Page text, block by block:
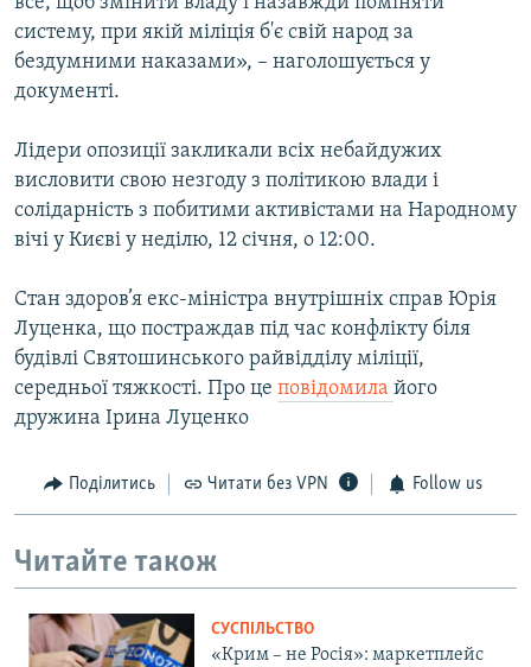
систему, при якій міліція б'є свій народ за
бездумними наказами», – наголошується у
документі.
Лідери опозиції закликали всіх небайдужих
висловити свою незгоду з політикою влади і
солідарність з побитими активістами на Народному
вічі у Києві у неділю, 12 січня, о 12:00.
Стан здоров’я екс-міністра внутрішніх справ Юрія
Луценка, що постраждав під час конфлікту біля
будівлі Святошинського райвідділу міліції,
середньої тяжкості. Про це повідомила його
дружина Ірина Луценко
Поділитись Читати без VPN Follow us
Читайте також
СУСПІЛЬСТВО
«Крим – не Росія»: маркетплейс